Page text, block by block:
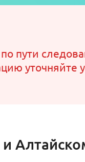
пути
уточняйте